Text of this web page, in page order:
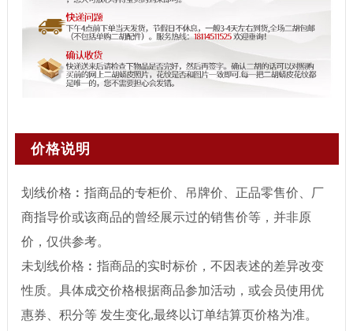
价格说明
划线价格︰指商品的专柜价、吊牌价、正品零售价、厂
商指导价或该商品的曾经展示过的销售价等，并非原
价，仅供参考。
未划线价格︰指商品的实时标价，不因表述的差异改变
性质。具体成交价格根据商品参加活动，或会员使用优
惠券、积分等 发生变化,最终以订单结算页价格为准。